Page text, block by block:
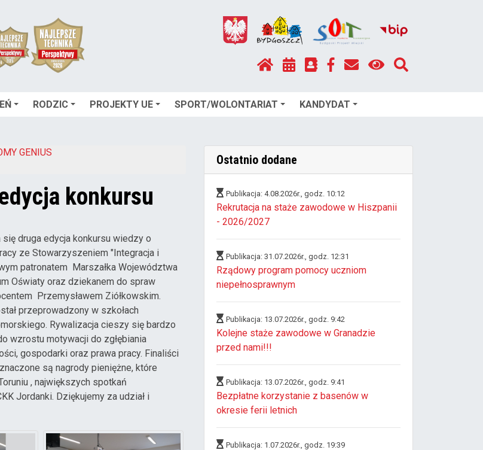
RODZIC PROJEKTY UE SPORT/WOLONTARIAT KANDYDAT
GENIUS
konkursu
się druga edycja konkursu wiedzy o
ze Stowarzyszeniem "Integracja i
patronatem Marszałka Województwa
Oświaty oraz dziekanem do spraw
Przemysławem Ziółkowskim.
przeprowadzony w szkołach
Rywalizacja cieszy się bardzo
wzrostu motywacji do zgłębiania
gospodarki oraz prawa pracy. Finaliści
są nagrody pieniężne, które
, największych spotkań
Jordanki. Dziękujemy za udział i
Ostatnio dodane
Publikacja: 4.08.2026r., godz. 10:12
Rekrutacja na staże zawodowe w Hiszpanii
- 2026/2027
Publikacja: 31.07.2026r., godz. 12:31
Rządowy program pomocy uczniom
niepełnosprawnym
Publikacja: 13.07.2026r., godz. 9:42
Kolejne staże zawodowe w Granadzie
przed nami!!!
Publikacja: 13.07.2026r., godz. 9:41
Bezpłatne korzystanie z basenów w
okresie ferii letnich
Publikacja: 1.07.2026r., godz. 19:39